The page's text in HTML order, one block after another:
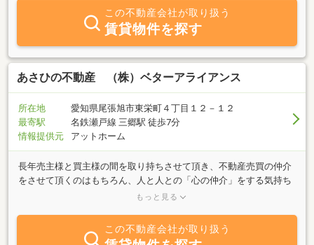
ざいます。お車でご来店のお客様は専用駐車場をご利用ください。
お気軽なお電話・ご来店を心よりお待ちしております。
この不動産会社が取り扱う
賃貸物件を探す
あさひの不動産 （株）ベターアライアンス
所在地
愛知県尾張旭市東栄町４丁目１２－１２
最寄駅
名鉄瀬戸線 三郷駅 徒歩7分
情報提供元
アットホーム
長年売主様と買主様の間を取り持ちさせて頂き、不動産売買の仲介
をさせて頂くのはもちろん、人と人との「心の仲介」をする気持ち
で日々取り組んで参りました。どんなに大きい会社でも、最後は担
をこの眼で何度も目撃してきました。不動産・建築業界に身を置い
て25年以上のキャリアの中で、成功と失敗の経験値を積み上げて、
もっと見る
この不動産会社が取り扱う